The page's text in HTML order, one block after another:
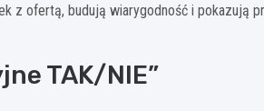
z ofertą, budują wiarygodność i pokazują
TAK/NIE”